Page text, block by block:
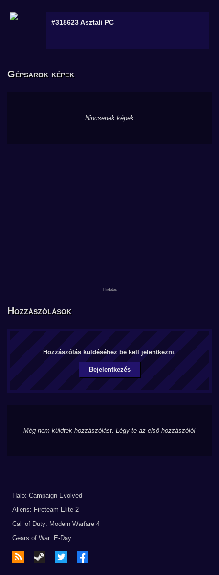
#318623Asztali PC
Gépsarok képek
Nincsenek képek
Hozzászólások
Hozzászólás küldéséhez be kell jelentkezni.
Bejelentkezés
Még nem küldtek hozzászólást. Légy te az első hozzászóló!
Halo: Campaign Evolved
Aliens: Fireteam Elite 2
Call of Duty: Modern Warfare 4
Gears of War: E-Day